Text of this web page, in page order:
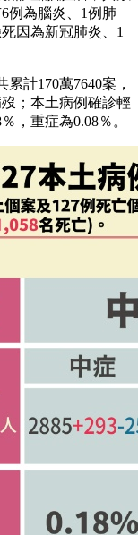
例為腦炎、1例肺
因為新冠肺炎、1
計170萬7640案，
；本土病例確診輕
，重症為0.08％。